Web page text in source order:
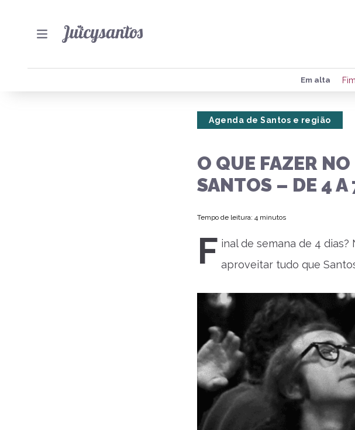
Em alta
Agenda de Santos e região
O QUE FAZER
SANTOS – DE 4 A
Tempo de leitura: 4 minutos
F inal de semana de 4
aproveitar tudo que